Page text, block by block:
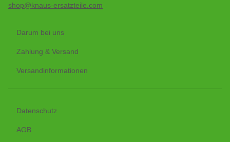
shop@knaus-ersatzteile.com
Darum bei uns
Zahlung & Versand
Versandinformationen
Datenschutz
AGB